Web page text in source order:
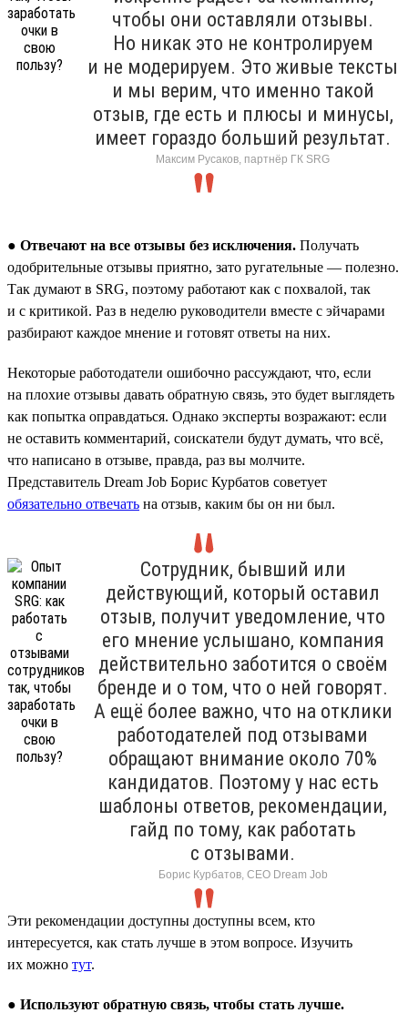
чтобы они оставляли отзывы.
Но никак это не контролируем
и не модерируем. Это живые тексты
и мы верим, что именно такой
отзыв, где есть и плюсы и минусы,
имеет гораздо больший результат.
Максим Русаков, партнёр ГК SRG
● Отвечают на все отзывы без исключения. Получать
одобрительные отзывы приятно, зато ругательные — полезно.
Так думают в SRG, поэтому работают как с похвалой, так
и с критикой. Раз в неделю руководители вместе с эйчарами
разбирают каждое мнение и готовят ответы на них.
Некоторые работодатели ошибочно рассуждают, что, если
на плохие отзывы давать обратную связь, это будет выглядеть
как попытка оправдаться. Однако эксперты возражают: если
не оставить комментарий, соискатели будут думать, что всё,
что написано в отзыве, правда, раз вы молчите.
Представитель Dream Job Борис Курбатов советует
обязательно отвечать на отзыв, каким бы он ни был.
Сотрудник, бывший или
действующий, который оставил
отзыв, получит уведомление, что
его мнение услышано, компания
действительно заботится о своём
бренде и о том, что о ней говорят.
А ещё более важно, что на отклики
работодателей под отзывами
обращают внимание около 70%
кандидатов. Поэтому у нас есть
шаблоны ответов, рекомендации,
гайд по тому, как работать
с отзывами.
Борис Курбатов, CEO Dream Job
Эти рекомендации доступны доступны всем, кто
интересуется, как стать лучше в этом вопросе. Изучить
их можно тут.
● Используют обратную связь, чтобы стать лучше.